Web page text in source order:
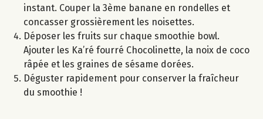
instant. Couper la 3ème banane en rondelles et
concasser grossièrement les noisettes.
Déposer les fruits sur chaque smoothie bowl.
Ajouter les Ka’ré fourré Chocolinette, la noix de coco
râpée et les graines de sésame dorées.
Déguster rapidement pour conserver la fraîcheur
du smoothie !